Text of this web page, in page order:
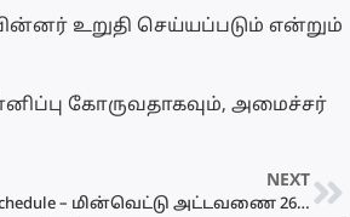
உறுதி செய்யப்படும் என்றும்
கோருவதாகவும், அமைச்சர்
NEXT
Power Cut Schedule – மின்வெட்டு அட்டவணை 26.06.2022